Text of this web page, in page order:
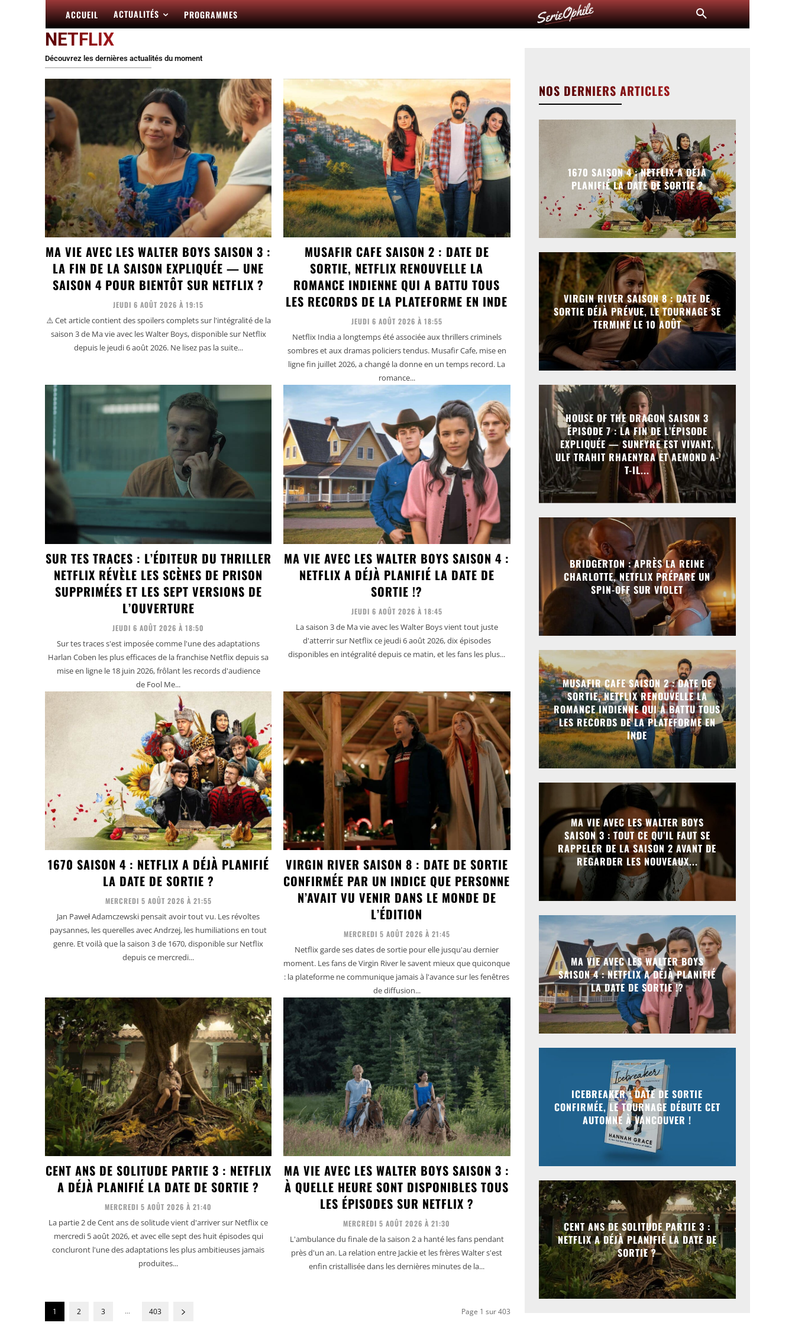
ACCUEIL ACTUALITÉS PROGRAMMES
NETFLIX
Découvrez les dernières actualités du moment
MA VIE AVEC LES WALTER BOYS SAISON 3 :
LA FIN DE LA SAISON EXPLIQUÉE — UNE
SAISON 4 POUR BIENTÔT SUR NETFLIX ?
JEUDI 6 AOÛT 2026 À 19:15
⚠️ Cet article contient des spoilers complets sur l'intégralité de la
saison 3 de Ma vie avec les Walter Boys, disponible sur Netflix
depuis le jeudi 6 août 2026. Ne lisez pas la suite...
MUSAFIR CAFE SAISON 2 : DATE DE
SORTIE, NETFLIX RENOUVELLE LA
ROMANCE INDIENNE QUI A BATTU TOUS
LES RECORDS DE LA PLATEFORME EN INDE
JEUDI 6 AOÛT 2026 À 18:55
Netflix India a longtemps été associée aux thrillers criminels
sombres et aux dramas policiers tendus. Musafir Cafe, mise en
ligne fin juillet 2026, a changé la donne en un temps record. La
romance...
SUR TES TRACES : L’ÉDITEUR DU THRILLER
NETFLIX RÉVÈLE LES SCÈNES DE PRISON
SUPPRIMÉES ET LES SEPT VERSIONS DE
L’OUVERTURE
JEUDI 6 AOÛT 2026 À 18:50
Sur tes traces s'est imposée comme l'une des adaptations
Harlan Coben les plus efficaces de la franchise Netflix depuis sa
mise en ligne le 18 juin 2026, frôlant les records d'audience
de Fool Me...
MA VIE AVEC LES WALTER BOYS SAISON 4 :
NETFLIX A DÉJÀ PLANIFIÉ LA DATE DE
SORTIE !?
JEUDI 6 AOÛT 2026 À 18:45
La saison 3 de Ma vie avec les Walter Boys vient tout juste
d'atterrir sur Netflix ce jeudi 6 août 2026, dix épisodes
disponibles en intégralité depuis ce matin, et les fans les plus...
1670 SAISON 4 : NETFLIX A DÉJÀ PLANIFIÉ
LA DATE DE SORTIE ?
MERCREDI 5 AOÛT 2026 À 21:55
Jan Paweł Adamczewski pensait avoir tout vu. Les révoltes
paysannes, les querelles avec Andrzej, les humiliations en tout
genre. Et voilà que la saison 3 de 1670, disponible sur Netflix
depuis ce mercredi...
VIRGIN RIVER SAISON 8 : DATE DE SORTIE
CONFIRMÉE PAR UN INDICE QUE PERSONNE
N’AVAIT VU VENIR DANS LE MONDE DE
L’ÉDITION
MERCREDI 5 AOÛT 2026 À 21:45
Netflix garde ses dates de sortie pour elle jusqu'au dernier
moment. Les fans de Virgin River le savent mieux que quiconque
: la plateforme ne communique jamais à l'avance sur les fenêtres
de diffusion...
CENT ANS DE SOLITUDE PARTIE 3 : NETFLIX
A DÉJÀ PLANIFIÉ LA DATE DE SORTIE ?
MERCREDI 5 AOÛT 2026 À 21:40
La partie 2 de Cent ans de solitude vient d'arriver sur Netflix ce
mercredi 5 août 2026, et avec elle sept des huit épisodes qui
concluront l'une des adaptations les plus ambitieuses jamais
produites...
MA VIE AVEC LES WALTER BOYS SAISON 3 :
À QUELLE HEURE SONT DISPONIBLES TOUS
LES ÉPISODES SUR NETFLIX ?
MERCREDI 5 AOÛT 2026 À 21:30
L'ambulance du finale de la saison 2 a hanté les fans pendant
près d'un an. La relation entre Jackie et les frères Walter s'est
enfin cristallisée dans les dernières minutes de la...
1 2 3 ... 403 Page 1 sur 403
NOS DERNIERS ARTICLES
1670 SAISON 4 : NETFLIX A DÉJÀ
PLANIFIÉ LA DATE DE SORTIE ?
VIRGIN RIVER SAISON 8 : DATE DE
SORTIE DÉJÀ PRÉVUE, LE TOURNAGE SE
TERMINE LE 10 AOÛT
HOUSE OF THE DRAGON SAISON 3
ÉPISODE 7 : LA FIN DE L’ÉPISODE
EXPLIQUÉE — SUNFYRE EST VIVANT,
ULF TRAHIT RHAENYRA ET AEMOND A-
T-IL...
BRIDGERTON : APRÈS LA REINE
CHARLOTTE, NETFLIX PRÉPARE UN
SPIN-OFF SUR VIOLET
MUSAFIR CAFE SAISON 2 : DATE DE
SORTIE, NETFLIX RENOUVELLE LA
ROMANCE INDIENNE QUI A BATTU TOUS
LES RECORDS DE LA PLATEFORME EN
INDE
MA VIE AVEC LES WALTER BOYS
SAISON 3 : TOUT CE QU’IL FAUT SE
RAPPELER DE LA SAISON 2 AVANT DE
REGARDER LES NOUVEAUX...
MA VIE AVEC LES WALTER BOYS
SAISON 4 : NETFLIX A DÉJÀ PLANIFIÉ
LA DATE DE SORTIE !?
ICEBREAKER : DATE DE SORTIE
CONFIRMÉE, LE TOURNAGE DÉBUTE CET
AUTOMNE À VANCOUVER !
CENT ANS DE SOLITUDE PARTIE 3 :
NETFLIX A DÉJÀ PLANIFIÉ LA DATE DE
SORTIE ?